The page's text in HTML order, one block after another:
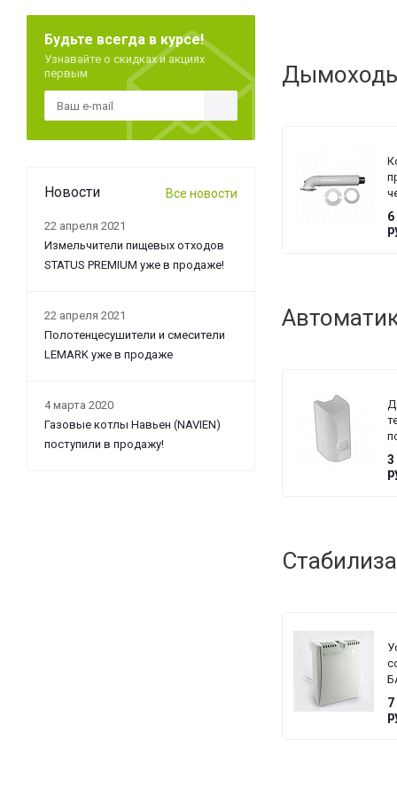
Дымоходы
Ø
6
/
3
7
Будьте всегда в курсе!
Узнавайте о скидках и акциях
первым
Новости Все новости
22 апреля 2021
Измельчители пищевых отходов
STATUS PREMIUM уже в продаже!
22 апреля 2021
Полотенцесушители и смесители
LEMARK уже в продаже
4 марта 2020
Газовые котлы Навьен (NAVIEN)
поступили в продажу!